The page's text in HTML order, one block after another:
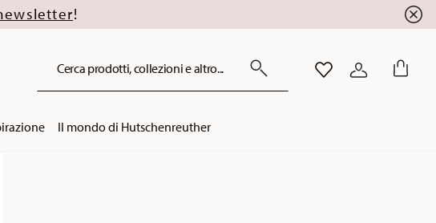
!
Cerca prodotti, collezioni e altro... LISTA DESIDERI
ACCEDI
Il mondo di Hutschenreuther